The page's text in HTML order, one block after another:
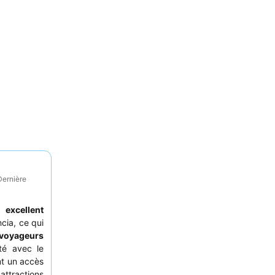
ce qui
avec le
un accès